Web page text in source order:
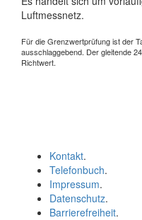
Luftmessnetz.
Für die Grenzwertprüfung ist der
ausschlaggebend. Der gleitende
Richtwert.
Kontakt.
Telefonbuch.
Impressum.
Datenschutz.
Barrierefreiheit.